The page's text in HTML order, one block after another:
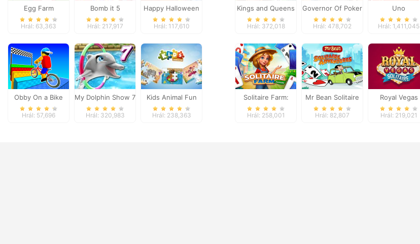
Egg Farm
Hrál: 63,363
Bomb it 5
Hrál: 217,917
Happy Halloween
Hrál: 117,610
Obby On a Bike
Hrál: 57,696
My Dolphin Show 7
Hrál: 320,983
Kids Animal Fun
Hrál: 238,363
Kings and Queens
Solitaire Tripeaks
Hrál: 372,018
Governor Of Poker
2
Hrál: 478,702
Uno
Hrál: 1,411,045
Solitaire Farm:
Seasons
Hrál: 258,001
Mr Bean Solitaire
Adventures
Hrál: 82,807
Royal Vegas
Solitaire
Hrál: 219,021